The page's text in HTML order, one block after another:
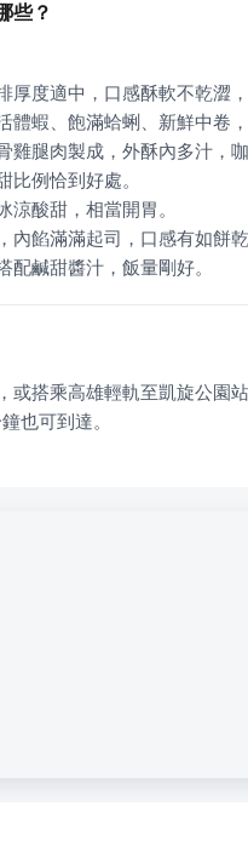
些？
配鹹甜醬汁，飯量剛好。
或搭乘高雄輕軌至凱旋公園
也可到達。